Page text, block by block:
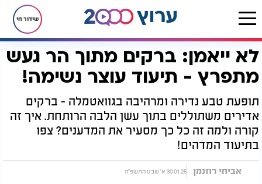
שידור חי
דף הבית יהדות נפלאות הבריאה לא ייאמן: ברקים מתוך הר געש מתפרץ - תיעוד עוצר נשימה!
לא ייאמן: ברקים מתוך הר געש
מתפרץ - תיעוד עוצר נשימה!
תופעת טבע נדירה ומרהיבה בגוואטמלה - ברקים
אדירים משתוללים בתוך עשן הלבה הרותחת. איך זה
קורה ולמה זה כל כך מסעיר את המדענים? צפו
בתיעוד המדהים!
אביחי רוזנמן 30.01.25 א' שבט התשפ"ה